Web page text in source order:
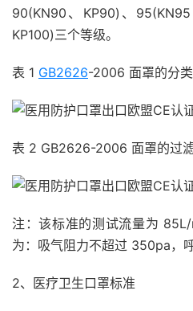
90(KN90、KP90)、95(KN95
KP100)三个等级。
表 1 GB2626-2006 面罩的分类
表 2 GB2626-2006 面罩的过
注：该标准的测试流量为
为：吸气阻力不超过 350pa，
2、医疗卫生口罩标准